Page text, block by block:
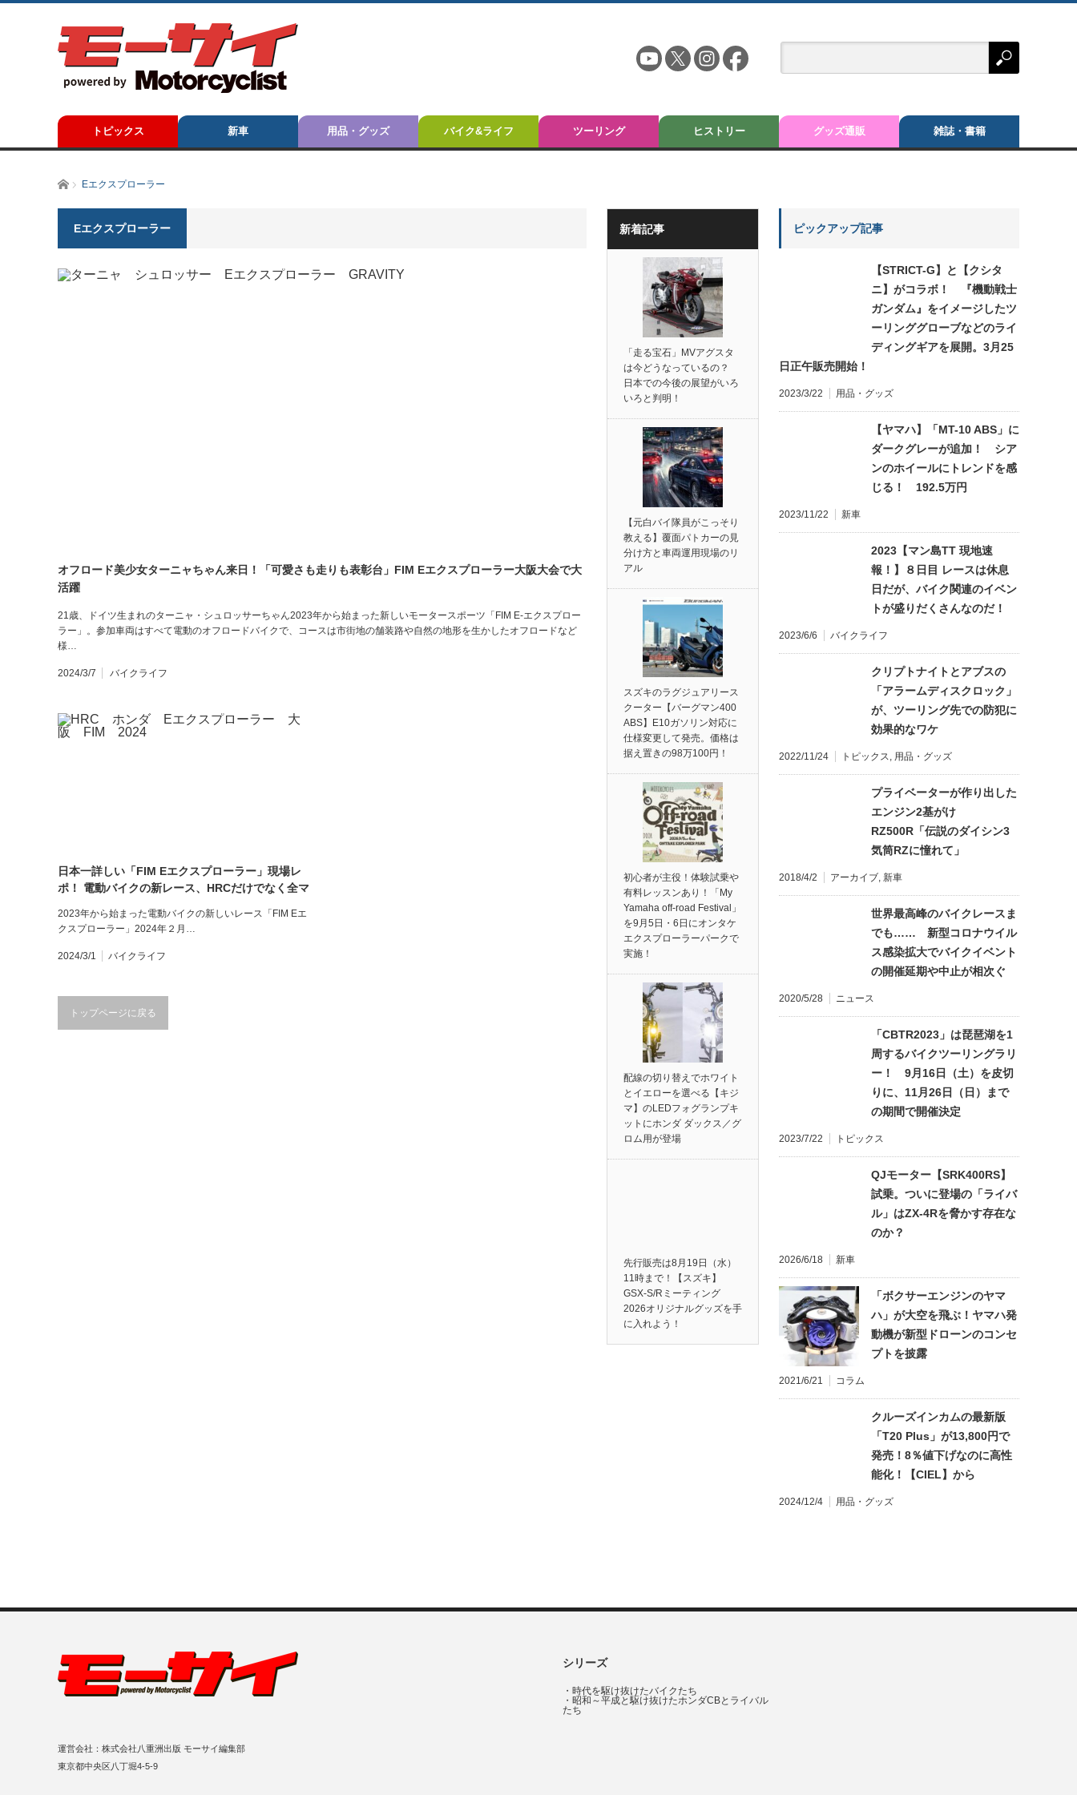
トピックス 新車 用品・グッズ バイク&ライフ ツーリング ヒストリー グッズ通販 雑誌・書籍
ホームEエクスプローラー
Eエクスプローラー
オフロード美少女ターニャちゃん来日！「可愛さも走りも表彰台」FIM Eエクスプローラー大阪大会で大
活躍
21歳、ドイツ生まれのターニャ・シュロッサーちゃん2023年から始まった新しいモータースポーツ「FIM E-エクスプロー
ラー」。参加車両はすべて電動のオフロードバイクで、コースは市街地の舗装路や自然の地形を生かしたオフロードなど
様…
2024/3/7 バイクライフ
日本一詳しい「FIM Eエクスプローラー」現場レ
ポ！ 電動バイクの新レース、HRCだけでなく全マ
2023年から始まった電動バイクの新しいレース「FIM Eエ
クスプローラー」2024年２月…
2024/3/1 バイクライフ
トップページに戻る
新着記事
「走る宝石」MVアグスタ
は今どうなっているの？
日本での今後の展望がいろ
いろと判明！
【元白バイ隊員がこっそり
教える】覆面パトカーの見
分け方と車両運用現場のリ
アル
スズキのラグジュアリース
クーター【バーグマン400
ABS】E10ガソリン対応に
仕様変更して発売。価格は
据え置きの98万100円！
初心者が主役！体験試乗や
有料レッスンあり！「My
Yamaha off-road Festival」
を9月5日・6日にオンタケ
エクスプローラーパークで
実施！
配線の切り替えでホワイト
とイエローを選べる【キジ
マ】のLEDフォグランプキ
ットにホンダ ダックス／グ
ロム用が登場
先行販売は8月19日（水）
11時まで！【スズキ】
GSX-S/Rミーティング
2026オリジナルグッズを手
に入れよう！
ピックアップ記事
【STRICT-G】と【クシタ
ニ】がコラボ！ 『機動戦士
ガンダム』をイメージしたツ
ーリンググローブなどのライ
ディングギアを展開。3月25
日正午販売開始！
2023/3/22 用品・グッズ
【ヤマハ】「MT-10 ABS」に
ダークグレーが追加！ シア
ンのホイールにトレンドを感
じる！ 192.5万円
2023/11/22 新車
2023【マン島TT 現地速
報！】８日目 レースは休息
日だが、バイク関連のイベン
トが盛りだくさんなのだ！
2023/6/6 バイクライフ
クリプトナイトとアブスの
「アラームディスクロック」
が、ツーリング先での防犯に
効果的なワケ
2022/11/24 トピックス, 用品・グッズ
プライベーターが作り出した
エンジン2基がけ
RZ500R「伝説のダイシン3
気筒RZに憧れて」
2018/4/2 アーカイブ, 新車
世界最高峰のバイクレースま
でも…… 新型コロナウイル
ス感染拡大でバイクイベント
の開催延期や中止が相次ぐ
2020/5/28 ニュース
「CBTR2023」は琵琶湖を1
周するバイクツーリングラリ
ー！ 9月16日（土）を皮切
りに、11月26日（日）まで
の期間で開催決定
2023/7/22 トピックス
QJモーター【SRK400RS】
試乗。ついに登場の「ライバ
ル」はZX-4Rを脅かす存在な
のか？
2026/6/18 新車
「ボクサーエンジンのヤマ
ハ」が大空を飛ぶ！ヤマハ発
動機が新型ドローンのコンセ
プトを披露
2021/6/21 コラム
クルーズインカムの最新版
「T20 Plus」が13,800円で
発売！8％値下げなのに高性
能化！【CIEL】から
2024/12/4 用品・グッズ
シリーズ
・ 時代を駆け抜けたバイクたち
・ 昭和～平成と駆け抜けたホンダCBとライバル
たち
運営会社：株式会社八重洲出版 モーサイ編集部
東京都中央区八丁堀4-5-9